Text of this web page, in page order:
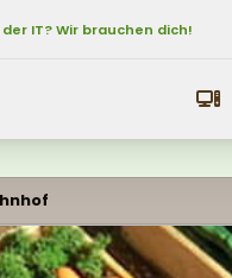
der IT? Wir brauchen dich!
der IT? Wir brauchen dich!